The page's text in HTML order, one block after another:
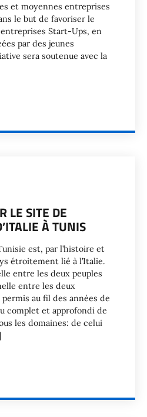
et moyennes entreprises
le but de favoriser le
Start-Ups, en
par des jeunes
sera soutenue avec la
LE SITE DE
À TUNIS
est, par l’histoire et
étroitement lié à l’Italie.
entre les deux peuples
entre les deux
au fil des années de
complet et approfondi de
les domaines: de celui